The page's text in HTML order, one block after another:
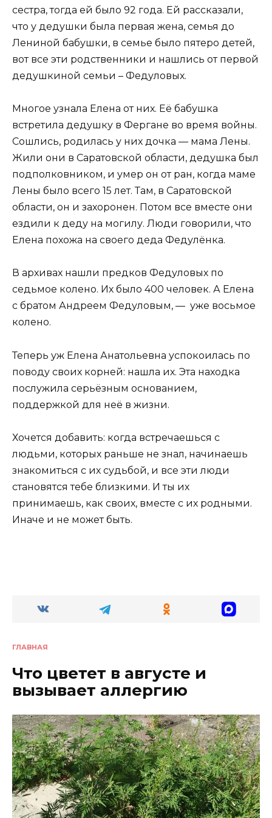
сестра, тогда ей было 92 года. Ей рассказали,
что у дедушки была первая жена, семья до
Лениной бабушки, в семье было пятеро детей,
вот все эти родственники и нашлись от первой
дедушкиной семьи – Федуловых.
Многое узнала Елена от них. Её бабушка
встретила дедушку в Фергане во время войны.
Сошлись, родилась у них дочка — мама Лены.
Жили они в Саратовской области, дедушка был
подполковником, и умер он от ран, когда маме
Лены было всего 15 лет. Там, в Саратовской
области, он и захоронен. Потом все вместе они
ездили к деду на могилу. Люди говорили, что
Елена похожа на своего деда Федулёнка.
В архивах нашли предков Федуловых по
седьмое колено. Их было 400 человек. А Елена
с братом Андреем Федуловым, — уже восьмое
колено.
Теперь уж Елена Анатольевна успокоилась по
поводу своих корней: нашла их. Эта находка
послужила серьёзным основанием,
поддержкой для неё в жизни.
Хочется добавить: когда встречаешься с
людьми, которых раньше не знал, начинаешь
знакомиться с их судьбой, и все эти люди
становятся тебе близкими. И ты их
принимаешь, как своих, вместе с их родными.
Иначе и не может быть.
ГЛАВНАЯ
Что цветет в августе и
вызывает аллергию